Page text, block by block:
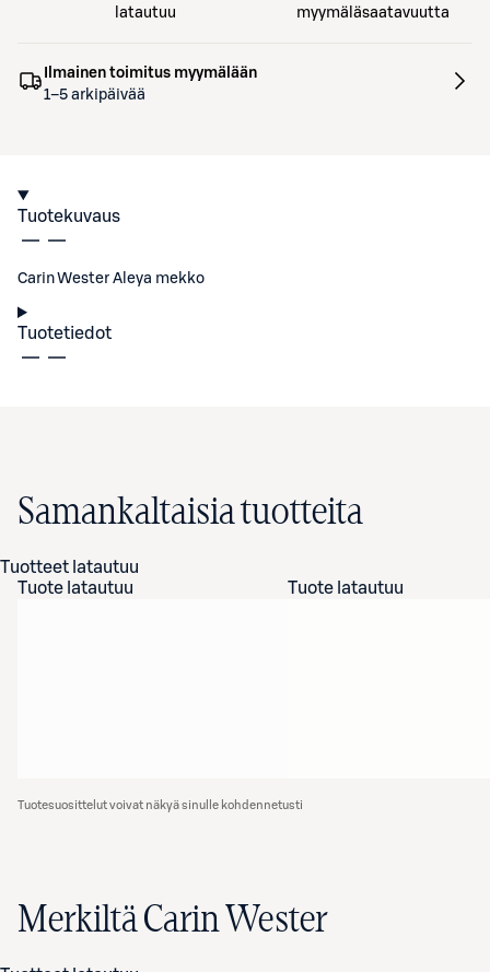
latautuu
myymäläsaatavuutta
Ilmainen toimitus myymälään
1–5 arkipäivää
Tuotekuvaus
Carin Wester Aleya mekko
Tuotetiedot
Samankaltaisia tuotteita
Tuotteet latautuu
Tuote latautuu
Tuote latautuu
Tuotesuosittelut voivat näkyä sinulle kohdennetusti
Merkiltä Carin Wester